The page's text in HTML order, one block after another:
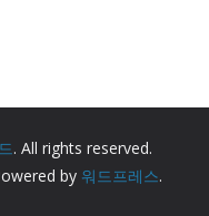
. All rights reserved.
by 워드프레스.